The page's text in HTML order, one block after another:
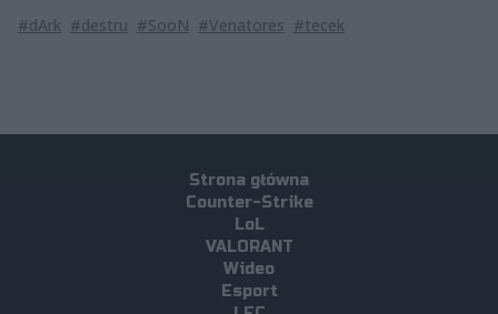
#dArk #destru #SooN #Venatores #tecek
Strona główna
Counter-Strike
LoL
VALORANT
Wideo
Esport